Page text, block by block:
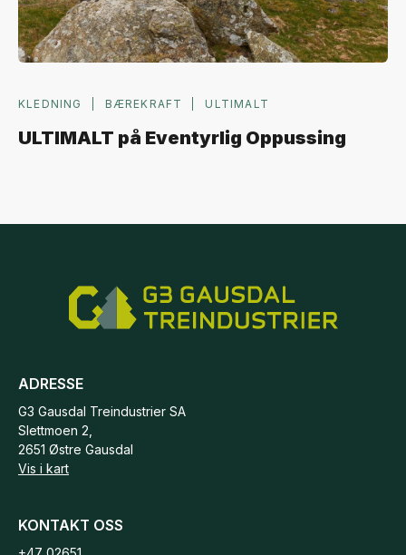
KLEDNING BÆREKRAFT ULTIMALT
ULTIMALT på Eventyrlig Oppussing
ADRESSE
G3 Gausdal Treindustrier SA
Slettmoen 2,
2651 Østre Gausdal
Vis i kart
KONTAKT OSS